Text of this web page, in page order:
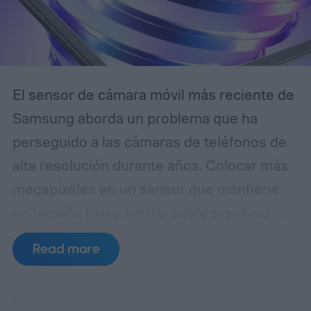
El sensor de cámara móvil más reciente de
Samsung aborda un problema que ha
perseguido a las cámaras de teléfonos de
alta resolución durante años. Colocar más
reducir cada píxel, lo que limita la cantidad
de luz que puede capturar. El ISOCELL
Read more